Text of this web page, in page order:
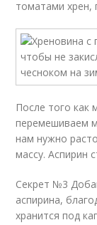
томатами хрен,
После того
перемешиваем
нам нужно
массу. Аспирин
Секрет №3
аспирина,
хранится под